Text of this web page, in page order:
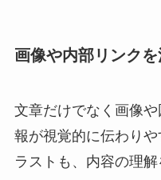
画像や内部リンク
文章だけでなく画像
報が視覚的に伝わり
ラストも、内容の理解